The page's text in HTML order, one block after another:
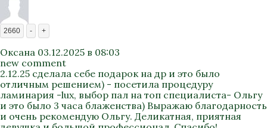
2660 - +
Оксана 03.12.2025 в 08:03
new comment
2.12.25 сделала себе подарок на др и это было
отличным решением) - посетила процедуру
ламинария -lux, выбор пал на топ специалиста- Ольгу
и это было 3 часа блаженства) Выражаю благодарность
и очень рекомендую Ольгу. Деликатная, приятная